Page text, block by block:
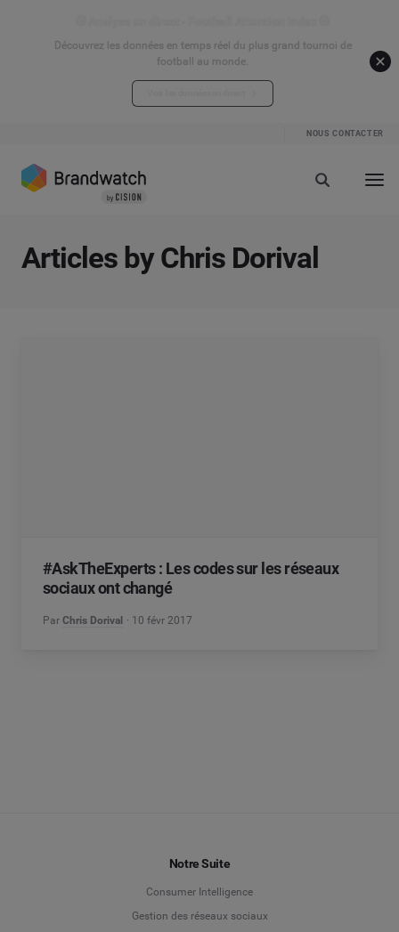
Découvrez les données en temps réel du plus grand tournoi de
football au monde.
NOUS CONTACTER
Articles by Chris Dorival
#AskTheExperts : Les codes sur les réseaux
sociaux ont changé
Par Chris Dorival 10 févr 2017
Notre Suite
Consumer Intelligence
Gestion des réseaux sociaux